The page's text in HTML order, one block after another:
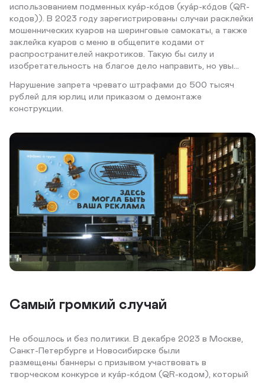
использованием подменных куа́р-ко́дов (куа́р-ко́дов (QR-
кодов)). В 2023 году зарегистрированы случаи расклейки
мошеннических куаров на шеринговые самокаты, а также
заклейка куаров с меню в общепите кодами от
распространителей накротиков. Такую бы силу и
изобретательность на благое дело направить, но увы...
Нарушение запрета чревато штрафами до 500 тысяч
рублей для юрлиц или приказом о демонтаже
конструкции.
Самый громкий случай
Не обошлось и без политики. В декабре 2023 в Москве,
Санкт-Петербурге и Новосибирске были
размещены баннеры с призывом участвовать в
творческом конкурсе и куа́р-ко́дом (QR-кодом), который